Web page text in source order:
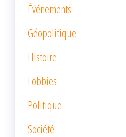
Événements
Géopolitique
Histoire
Lobbies
Politique
Société